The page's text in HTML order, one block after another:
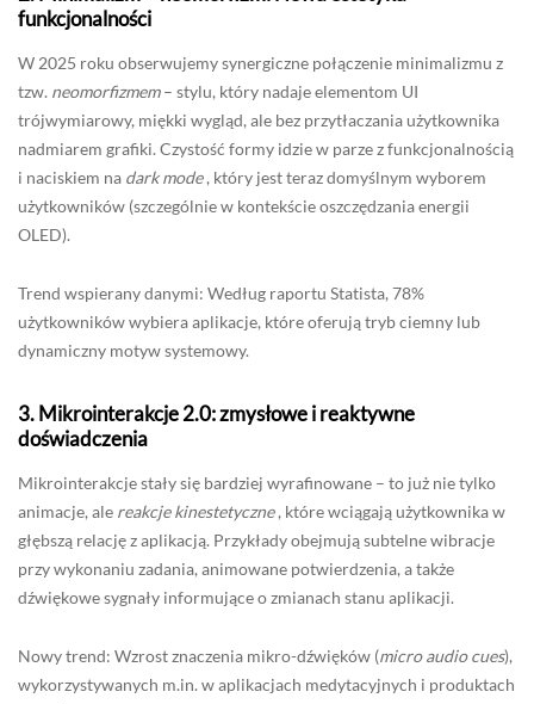
funkcjonalności
W 2025 roku obserwujemy synergiczne połączenie minimalizmu z
tzw. neomorfizmem– stylu, który nadaje elementom UI
trójwymiarowy, miękki wygląd, ale bez przytłaczania użytkownika
nadmiarem grafiki. Czystość formy idzie w parze z funkcjonalnością
i naciskiem na dark mode, który jest teraz domyślnym wyborem
użytkowników (szczególnie w kontekście oszczędzania energii
OLED).
Trend wspierany danymi: Według raportu Statista, 78%
użytkowników wybiera aplikacje, które oferują tryb ciemny lub
dynamiczny motyw systemowy.
3.Mikrointerakcje 2.0: zmysłowe i reaktywne
doświadczenia
Mikrointerakcje stały się bardziej wyrafinowane – to już nie tylko
animacje, ale reakcje kinestetyczne, które wciągają użytkownika w
głębszą relację z aplikacją. Przykłady obejmują subtelne wibracje
przy wykonaniu zadania, animowane potwierdzenia, a także
dźwiękowe sygnały informujące o zmianach stanu aplikacji.
Nowy trend: Wzrost znaczenia mikro-dźwięków (micro audio cues),
wykorzystywanych m.in. w aplikacjach medytacyjnych i produktach